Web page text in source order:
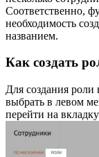
Соответственно,
необходимость
названием.
Как создать
Для создания
выбрать в левом
перейти на